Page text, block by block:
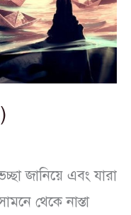
জানিয়ে এবং যারা
থেকে নাস্তা